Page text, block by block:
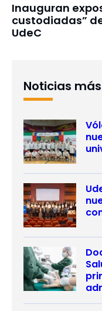
Inauguran
custodiadas”
UdeC
Noticias